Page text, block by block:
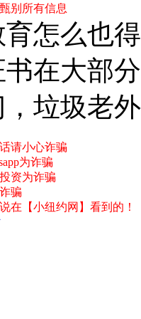
别所有信息
怎么也
在大部
垃圾老
请小心诈骗
为诈骗
资为诈骗
骗
在【小纽约网】看到的！